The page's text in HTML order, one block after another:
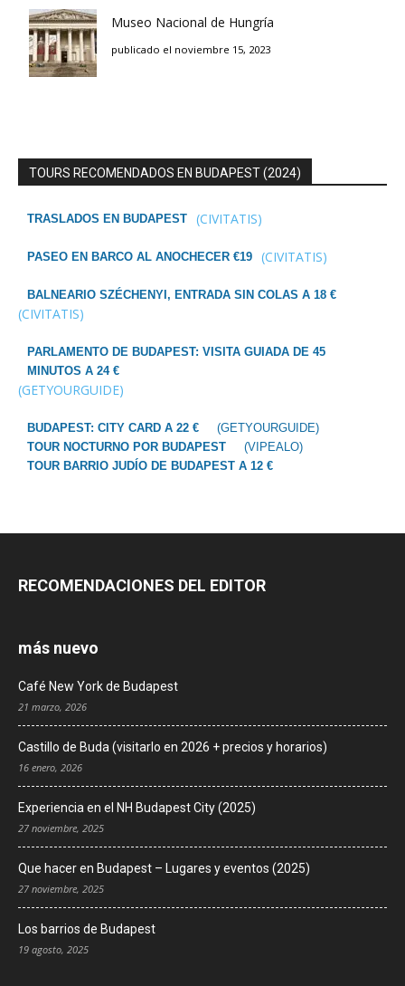
Museo Nacional de Hungría
publicado el noviembre 15, 2023
TOURS RECOMENDADOS EN BUDAPEST (2024)
TRASLADOS EN BUDAPEST (CIVITATIS)
PASEO EN BARCO AL ANOCHECER €19 (CIVITATIS)
BALNEARIO SZÉCHENYI, ENTRADA SIN COLAS A 18 €
(CIVITATIS)
PARLAMENTO DE BUDAPEST: VISITA GUIADA DE 45
MINUTOS A 24 €
(GETYOURGUIDE)
BUDAPEST: CITY CARD A 22 €
(GETYOURGUIDE)
TOUR NOCTURNO POR BUDAPEST
(VIPEALO)
TOUR BARRIO JUDÍO DE BUDAPEST A 12 €
RECOMENDACIONES DEL EDITOR
más nuevo
Café New York de Budapest
21 marzo, 2026
Castillo de Buda (visitarlo en 2026 + precios y horarios)
16 enero, 2026
Experiencia en el NH Budapest City (2025)
27 noviembre, 2025
Que hacer en Budapest – Lugares y eventos (2025)
27 noviembre, 2025
Los barrios de Budapest
19 agosto, 2025